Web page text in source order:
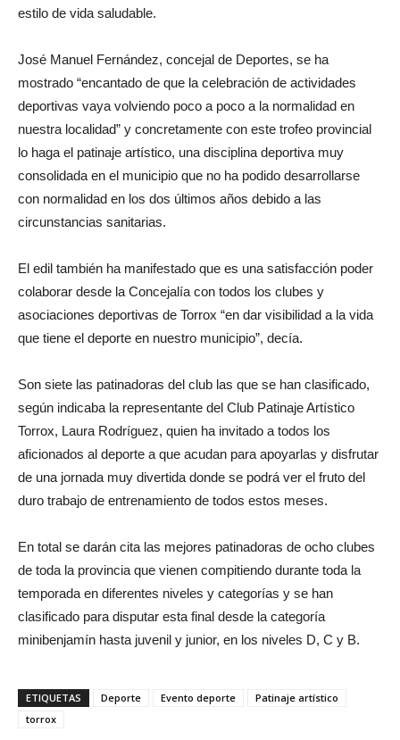
estilo de vida saludable.
José Manuel Fernández, concejal de Deportes, se ha
mostrado “encantado de que la celebración de actividades
deportivas vaya volviendo poco a poco a la normalidad en
nuestra localidad” y concretamente con este trofeo provincial
lo haga el patinaje artístico, una disciplina deportiva muy
consolidada en el municipio que no ha podido desarrollarse
con normalidad en los dos últimos años debido a las
circunstancias sanitarias.
El edil también ha manifestado que es una satisfacción poder
colaborar desde la Concejalía con todos los clubes y
asociaciones deportivas de Torrox “en dar visibilidad a la vida
que tiene el deporte en nuestro municipio”, decía.
Son siete las patinadoras del club las que se han clasificado,
según indicaba la representante del Club Patinaje Artístico
Torrox, Laura Rodríguez, quien ha invitado a todos los
aficionados al deporte a que acudan para apoyarlas y disfrutar
de una jornada muy divertida donde se podrá ver el fruto del
duro trabajo de entrenamiento de todos estos meses.
En total se darán cita las mejores patinadoras de ocho clubes
de toda la provincia que vienen compitiendo durante toda la
temporada en diferentes niveles y categorías y se han
clasificado para disputar esta final desde la categoría
minibenjamín hasta juvenil y junior, en los niveles D, C y B.
ETIQUETAS Deporte Evento deporte
Patinaje artístico
torrox